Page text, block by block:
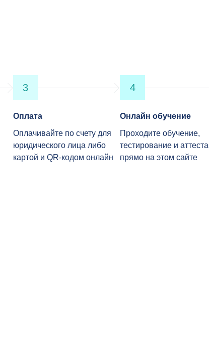
3
Оплата
Оплачивайте по счету для
юридического лица либо
картой и QR-кодом онлайн
4
Онлайн обучение
Проходите обучение,
тестирование и
прямо на этом сайте